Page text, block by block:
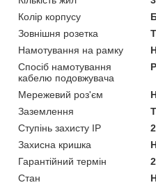
Колір корпусу
Зовнішня розетка
Намотування на рамку
Спосіб намотування
кабелю подовжувача
Мережевий роз'єм
Заземлення
Ступінь захисту IP
Захисна кришка
Гарантійний термін
Стан